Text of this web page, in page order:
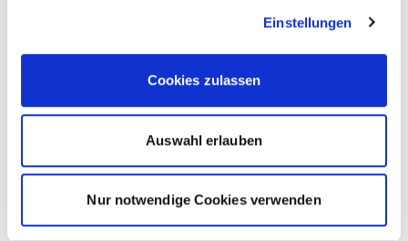
Einstellungen
Cookies zulassen
Auswahl erlauben
Nur notwendige Cookies verwenden